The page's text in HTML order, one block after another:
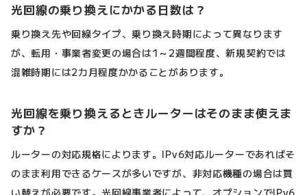
光回線の乗り換えにかかる日数は？
乗り換え先や回線タイプ、乗り換え時期によって異なります
が、転用・事業者変更の場合は1～2週間程度、新規契約では
混雑時期には2カ月程度かかることがあります。
光回線を乗り換えるときルーターはそのまま使えま
すか？
ルーターの対応規格によります。IPv6対応ルーターであればそ
のまま利用できるケースが多いですが、非対応機種の場合は買